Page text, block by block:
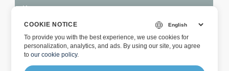
Keterangan
Silakan lihat catatan rilis dan ReadMe untuk detail
selengkapnya.
COOKIE NOTICE
To provide you with the best experience, we use cookies for
personalization, analytics, and ads. By using our site, you agree
toour cookie policy.